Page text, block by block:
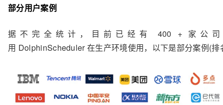
部分用户案例
据不完全统计，目前已经有 400 + 家公
用 DolphinScheduler在生产环境使用，以下是部分案例(排